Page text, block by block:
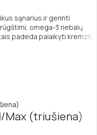
sąnarius ir gerinti
omega-3 riebalų
padeda palaikyti kremzlių
Max (triušiena)